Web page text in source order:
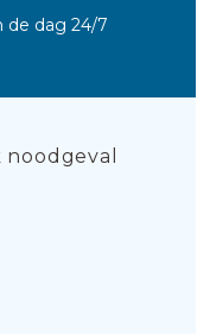
de dag 24/7